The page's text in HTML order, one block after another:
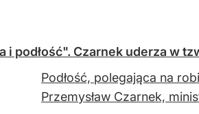
i podłość". Czarnek uderza w
Podłość, polegająca na
Przemysław Czarnek,